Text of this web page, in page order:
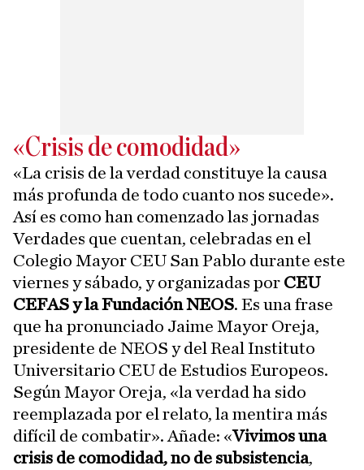
«Crisis de comodidad»
«La crisis de la verdad constituye la causa
más profunda de todo cuanto nos sucede».
Así es como han comenzado las jornadas
Verdades que cuentan, celebradas en el
Colegio Mayor CEU San Pablo durante este
viernes y sábado, y organizadas por CEU
CEFAS y la Fundación NEOS. Es una frase
que ha pronunciado Jaime Mayor Oreja,
presidente de NEOS y del Real Instituto
Universitario CEU de Estudios Europeos.
Según Mayor Oreja, «la verdad ha sido
reemplazada por el relato, la mentira más
difícil de combatir». Añade: «Vivimos una
crisis de comodidad, no de subsistencia,